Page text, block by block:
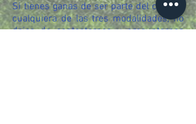
Si tienes ganas de ser parte del club en
cualquiera de las tres modalidades, no
dejes de contactarnos y preguntarnos